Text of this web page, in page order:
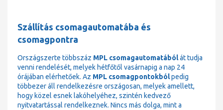
Szállítás csomagautomatába és
csomagpontra
Országszerte többszáz MPL csomagautomatábólát tudja
venni rendelését, melyek hétfőtől vasárnapig a nap 24
órájában elérhetőek. Az MPL csomagpontokbólpedig
többezer áll rendelkezésre országosan, melyek amellett,
hogy közel esnek lakóhelyéhez, szintén kedvező
nyitvatartással rendelkeznek. Nincs más dolga, mint a